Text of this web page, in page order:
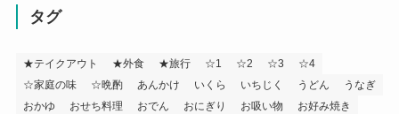
タグ
★テイクアウト ★外食 ★旅行 ☆1 ☆2 ☆3
☆4
☆家庭の味
☆晩酌 あんかけ いくら いちじく うどん
うなぎ
おかゆ
おせち料理 おでん おにぎり お吸い物
お好み焼き